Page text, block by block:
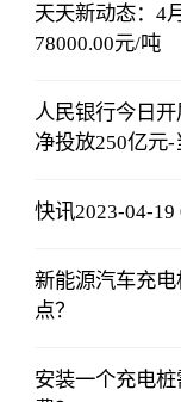
天天新动态：4
78000.00元/吨
人民银行今日
净投放250亿元-
快讯2023-04-19
新能源汽车充
点？
安装一个充电